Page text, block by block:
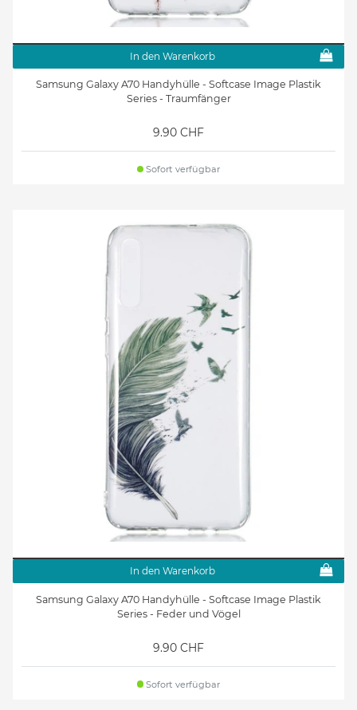
In den Warenkorb
Samsung Galaxy A70 Handyhülle - Softcase Image Plastik
Series - Traumfänger
9.90 CHF
Sofort verfügbar
In den Warenkorb
Samsung Galaxy A70 Handyhülle - Softcase Image Plastik
Series - Feder und Vögel
9.90 CHF
Sofort verfügbar